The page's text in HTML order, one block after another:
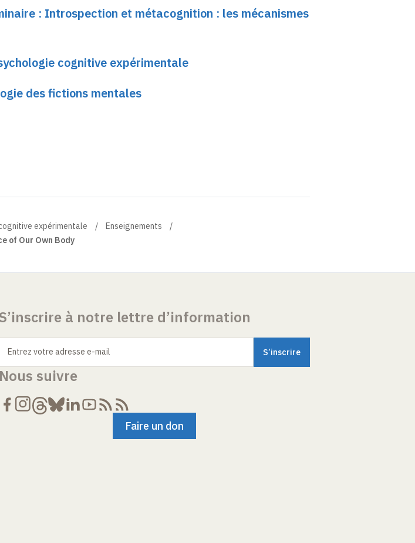
: Introspection et métacognition : les mécanismes
cognitive expérimentale
des fictions mentales
expérimentale
Enseignements
of Our Own Body
à notre lettre d’information
Entrez votre adresse e-mail
suivre
Faire un don